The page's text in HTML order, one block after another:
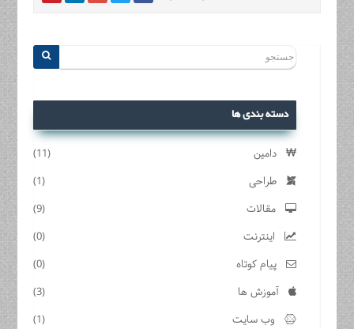
دسته بندی ها
دامین
(11)
طراحی
(1)
مقالات
(9)
اینترنت
(0)
پیام کوتاه
(0)
آموزش ها
(3)
وب سایت
(1)